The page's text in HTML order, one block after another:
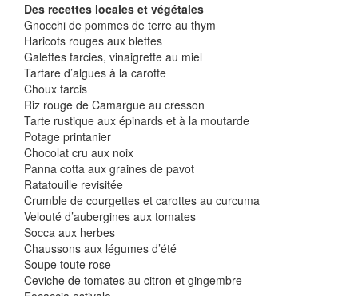
Des recettes locales et végétales
Gnocchi de pommes de terre au thym
Haricots rouges aux blettes
Galettes farcies, vinaigrette au miel
Tartare d’algues à la carotte
Choux farcis
Riz rouge de Camargue au cresson
Tarte rustique aux épinards et à la moutarde
Potage printanier
Chocolat cru aux noix
Panna cotta aux graines de pavot
Ratatouille revisitée
Crumble de courgettes et carottes au curcuma
Velouté d’aubergines aux tomates
Socca aux herbes
Chaussons aux légumes d’été
Soupe toute rose
Ceviche de tomates au citron et gingembre